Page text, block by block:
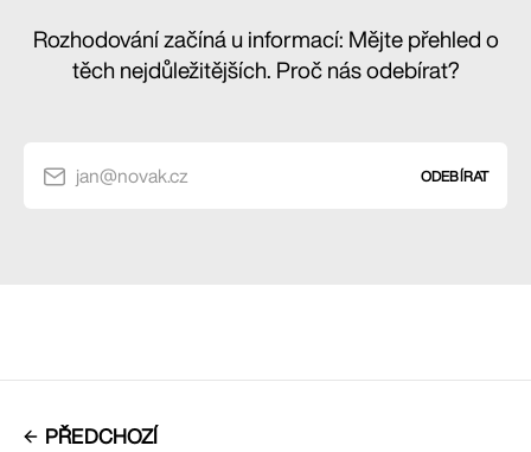
Rozhodování začíná u informací: Mějte přehled o
těch nejdůležitějších. Proč nás odebírat?
jan@novak.cz ODEBÍRAT
PŘEDCHOZÍ